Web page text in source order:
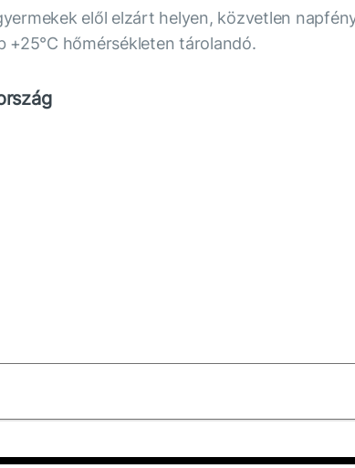
elől elzárt helyen, közvetlen
+25°C hőmérsékleten tárolandó.